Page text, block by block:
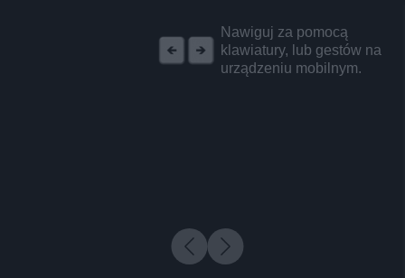
Nawiguj za pomocą
klawiatury, lub gestów na
urządzeniu mobilnym.